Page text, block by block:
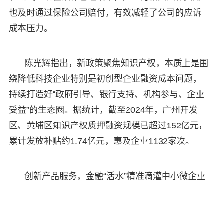
也及时通过保险公司赔付，有效减轻了公司的应诉
成本压力。
陈光辉指出，新政策聚焦知识产权，本质上是围
绕降低科技企业特别是初创型企业融资成本问题，
持续打造好“政府引导、银行支持、机构参与、企业
受益”的生态圈。据统计，截至2024年，广州开发
区、黄埔区知识产权质押融资规模已超过152亿元，
累计发放补贴约1.74亿元，惠及企业1132家次。
创新产品服务，金融“活水”精准滴灌中小微企业